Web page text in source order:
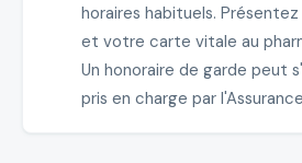
horaires habituels.
et votre carte vitale au
Un honoraire de garde peut
pris en charge par